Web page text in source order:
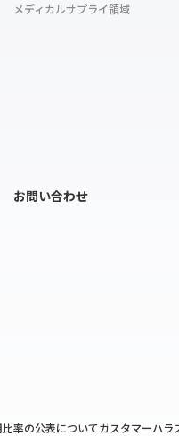
メディカルサプライ領域
お問い合わせ
率の公表についてカスタマーハラ